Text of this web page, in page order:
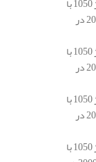
ضخامت 0.5 با حالت شیت و ابعاد 1000*2000 در
قیمت ورق آلومینیوم پارس آلومان کار آلیاژ 1050 با
ضخامت 0.6 با حالت شیت و ابعاد 1000*2000 در
قیمت ورق آلومینیوم پارس آلومان کار آلیاژ 1050 با
ضخامت 0.7 با حالت شیت و ابعاد 1000*2000 در
قیمت ورق آلومینیوم پارس آلومان کار آلیاژ 1050 با